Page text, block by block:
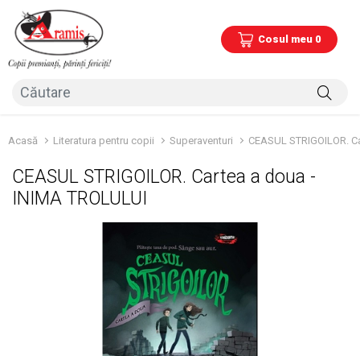
Cosul meu 0
Acasă Literatura pentru copii Superaventuri CEASUL STRIGOILOR.
CEASUL STRIGOILOR. Cartea a doua -
INIMA TROLULUI